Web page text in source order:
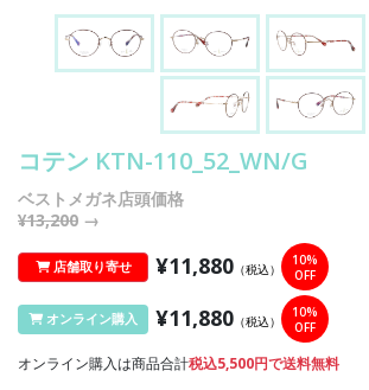
コテン KTN-110_52_WN/G
ベストメガネ店頭価格
¥13,200 →
店舗取り寄せ ¥11,880 （税込）
10%
OFF
オンライン購入 ¥11,880 （税込）
10%
OFF
オンライン購入は商品合計税込5,500円で送料無料